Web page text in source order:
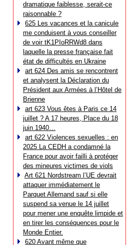
dramatique faiblesse, serait-ce
raisonnable ?
625 Les vacances et la canicule
me conduisent à vous conseiller
de voir tK1PIoRRWd8 dans
laquelle la presse française fait
état de difficultés en Ukraine
art 624 Des amis se rencontrent
et analysent la Déclaration du
Président aux Armées à l’Hôtel de
Brienne
art 623 Vous êtes à Paris ce 14
juillet ? A 17 heures, Place du 18
juin 1940…
art 622 Violences sexuelles : en
2025 La CEDH a condamné la
France pour avoir failli à protéger
des mineures victimes de viols
Art 621 Nordstream l’UE devrait
attaquer immédiatement le
Parquet Allemand sauf si elle
suspend sa venue le 14 juillet
pour mener une enquête limpide et
en tirer les conséquences pour le
Monde Entier.
620 Avant même que